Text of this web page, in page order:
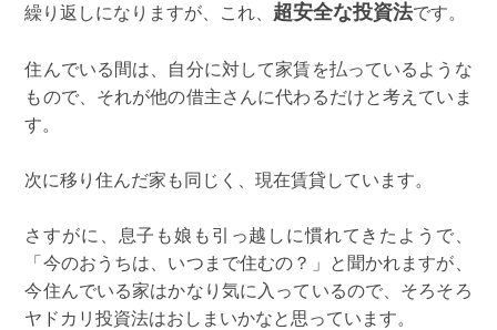
繰り返しになりますが、これ、 超安全な投資法です。
住んでいる間は、自分に対して家賃を払っているような
もので、それが他の借主さんに代わるだけと考えていま
す。
次に移り住んだ家も同じく、現在賃貸しています。
さすがに、息子も娘も引っ越しに慣れてきたようで、
「今のおうちは、いつまで住むの？」と聞かれますが、
今住んでいる家はかなり気に入っているので、そろそろ
ヤドカリ投資法はおしまいかなと思っています。